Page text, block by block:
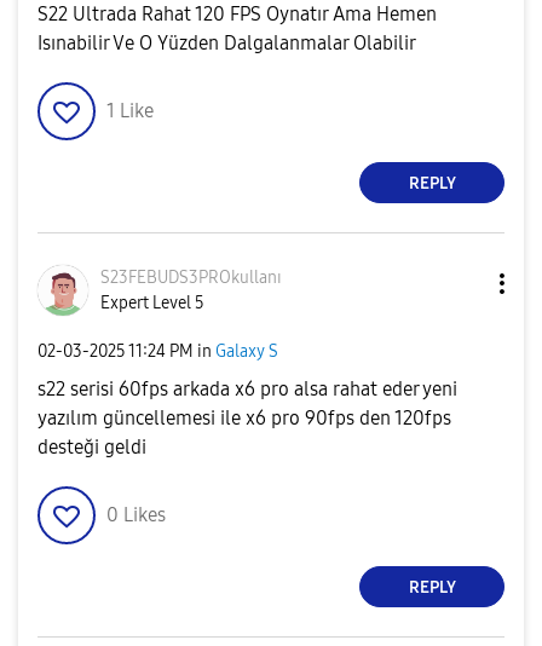
S22 Ultrada Rahat 120 FPS Oynatır Ama Hemen
Isınabilir Ve O Yüzden Dalgalanmalar Olabilir
1 Like
REPLY
S23FEBUDS3PROkullanı
Expert Level 5
‎02-03-202511:24 PM in Galaxy S
s22 serisi 60fps arkada x6 pro alsa rahat eder yeni
yazılım güncellemesi ile x6 pro 90fps den 120fps
desteği geldi
0 Likes
REPLY